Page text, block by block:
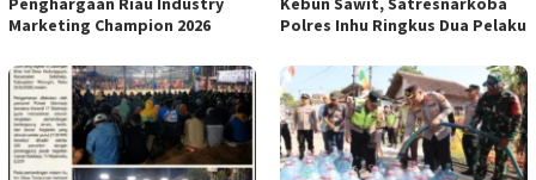
Marketing Champion 2026
Polres Inhu Ringkus Dua Pelaku